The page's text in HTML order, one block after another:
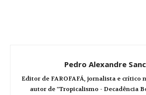
Pedro Alexandre
Editor de FAROFAFÁ, jornalista e crítico
autor de "Tropicalismo - Decadência